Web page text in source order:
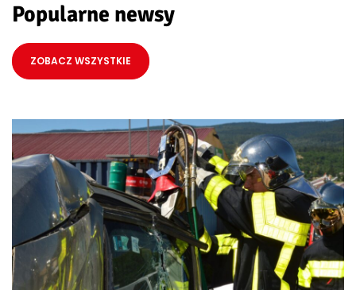
Popularne newsy
ZOBACZ WSZYSTKIE